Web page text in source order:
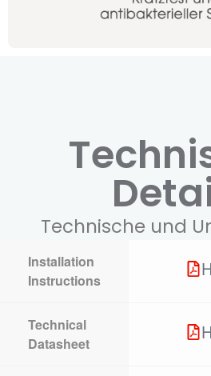
Technische und
Installation
Instructions
Technical
Datasheet